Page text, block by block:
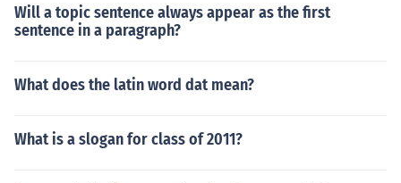
Will a topic sentence always appear as the first
sentence in a paragraph?
What does the latin word dat mean?
What is a slogan for class of 2011?